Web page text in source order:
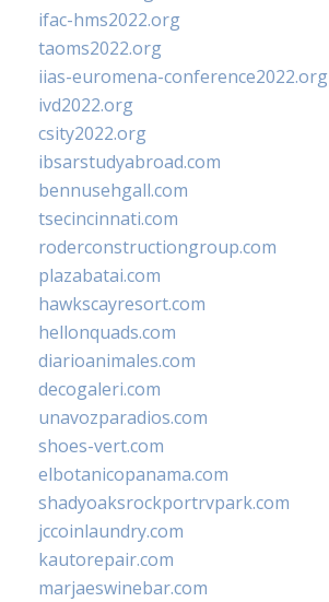
ifac-hms2022.org
taoms2022.org
iias-euromena-conference2022.org
ivd2022.org
csity2022.org
ibsarstudyabroad.com
bennusehgall.com
tsecincinnati.com
roderconstructiongroup.com
plazabatai.com
hawkscayresort.com
hellonquads.com
diarioanimales.com
decogaleri.com
unavozparadios.com
shoes-vert.com
elbotanicopanama.com
shadyoaksrockportrvpark.com
jccoinlaundry.com
kautorepair.com
marjaeswinebar.com